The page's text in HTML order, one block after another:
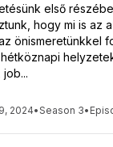
első
hogy mi is az
önismeretünkkel
2024•Season 3•